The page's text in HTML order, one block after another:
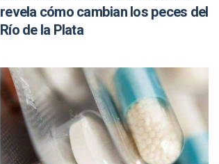
revela cómo cambian los peces del
Río de la Plata